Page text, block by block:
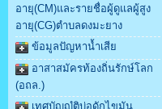
อายุ(CM)และรายชื่อผู้ดูแลผู้สูง
อายุ(CG)ตำบลดงมะยาง
ข้อมูลปัญหาน้ำเสีย
อาสาสมัครท้องถิ่นรักษ์โลก
(อถล.)
เทศบัญญํติบ่อดักไขมัน